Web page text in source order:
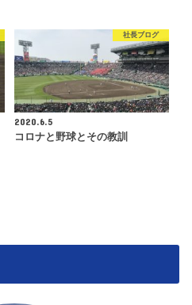
社長ブログ
2020.6.5
コロナと野球とその教訓